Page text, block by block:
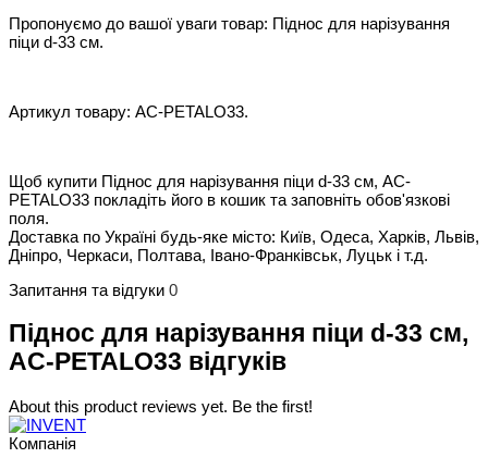
Пропонуємо до вашої уваги товар: Піднос для нарізування
піци d-33 см.
Артикул товару: AC-PETALO33.
Щоб купити Піднос для нарізування піци d-33 см, AC-
PETALO33 покладіть його в кошик та заповніть обов'язкові
поля.
Доставка по Україні будь-яке місто: Київ, Одеса, Харків, Львів,
Дніпро, Черкаси, Полтава, Івано-Франківськ, Луцьк і т.д.
Запитання та відгуки 0
Піднос для нарізування піци d-33 см,
AC-PETALO33 відгуків
About this product reviews yet. Be the first!
Компанія